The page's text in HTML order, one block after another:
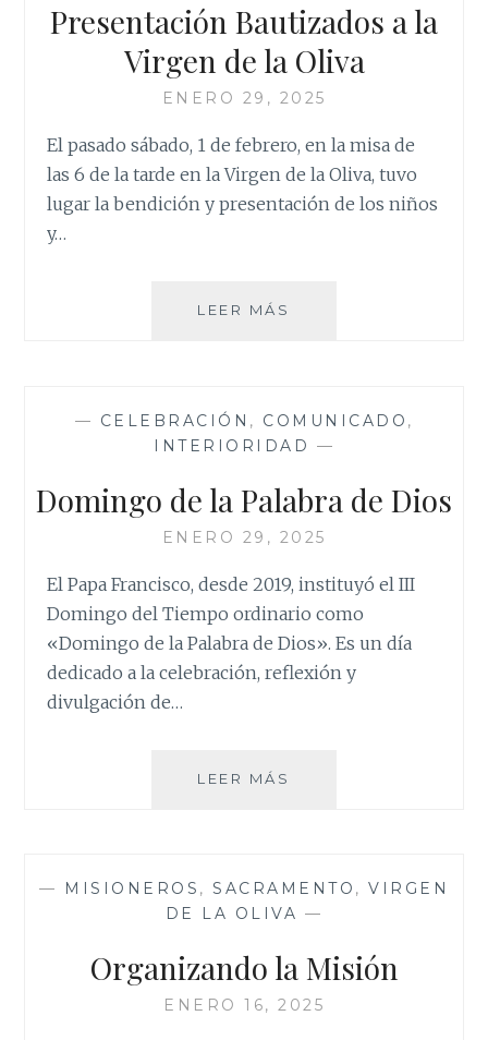
Presentación Bautizados a la
Virgen de la Oliva
ENERO 29, 2025
El pasado sábado, 1 de febrero, en la misa de
las 6 de la tarde en la Virgen de la Oliva, tuvo
lugar la bendición y presentación de los niños
y…
LEER MÁS
DE
LA
— CELEBRACIÓN , COMUNICADO ,
INTERIORIDAD —
Domingo de la Palabra de Dios
ENERO 29, 2025
El Papa Francisco, desde 2019, instituyó el III
Domingo del Tiempo ordinario como
«Domingo de la Palabra de Dios». Es un día
dedicado a la celebración, reflexión y
divulgación de…
LEER MÁS
DIOS
— MISIONEROS , SACRAMENTO , VIRGEN
DE LA OLIVA —
Organizando la Misión
ENERO 16, 2025